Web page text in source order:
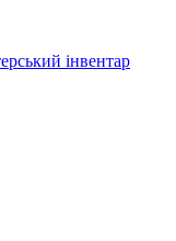
інвентар